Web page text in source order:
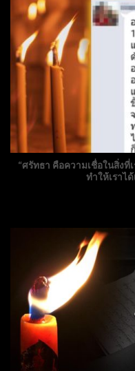
“ศรัทธา คือความเชื่อในสิ่งที่
ทำให้เราไ